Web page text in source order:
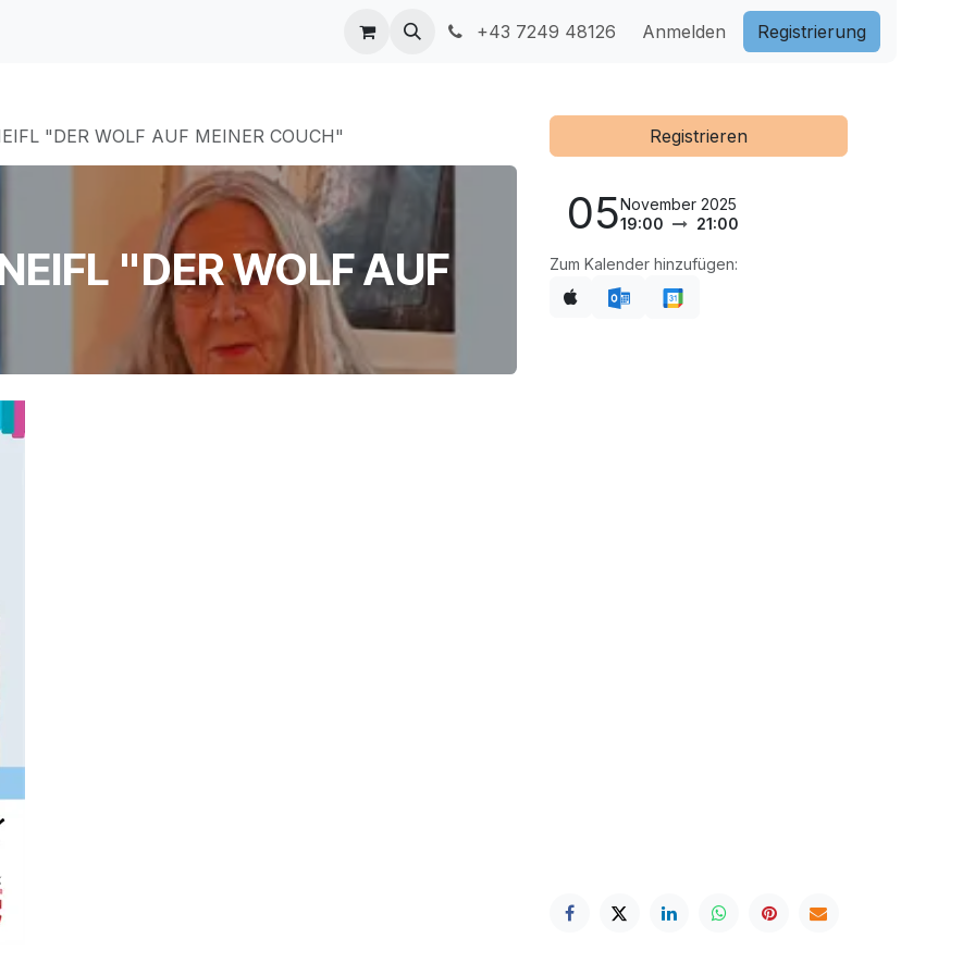
+43 7249 48126 Anmelden Registri​​erung
"DER WOLF AUF MEINER COUCH"
"DER WOLF AUF
Registrieren
05November 2025
19:00
21:00
Zum Kalender hinzufügen: